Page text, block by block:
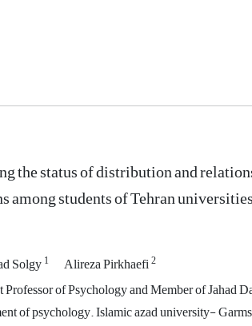
the status of distribution and
among students of Tehran universities
Solgy1 Alireza Pirkhaefi2
Professor of Psychology and Member of Jahad
of psychology. Islamic azad university-